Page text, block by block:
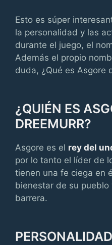
Esto es súper
la personalidad y las
durante el juego, el
Además el propio
duda, ¿Qué es Asgore
¿QUIÉN ES
DREEMURR?
Asgore es el rey del
por lo tanto el líder de
tienen una fe ciega en
bienestar de su
barrera.